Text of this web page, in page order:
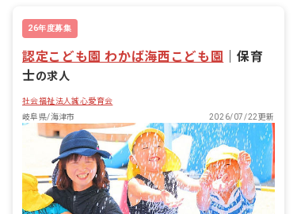
26年度募集
認定こども園 わかば海西こども園
保育
士の求人
社会福祉法人誠心愛育会
岐阜県/海津市
2026/07/22更新